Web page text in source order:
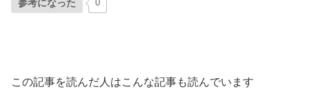
参考になった 0
この記事を読んだ人はこんな記事も読んでいます